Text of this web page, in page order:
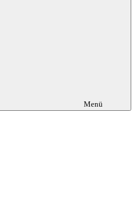
Menü